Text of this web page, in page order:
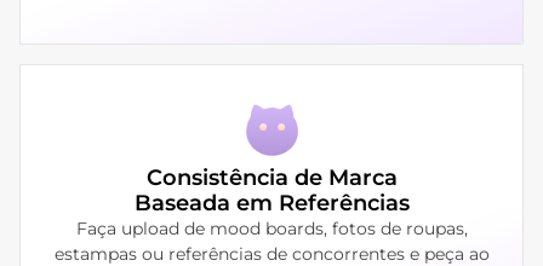
Consistência de Marca
Baseada em Referências
Faça upload de mood boards, fotos de roupas,
estampas ou referências de concorrentes e peça ao